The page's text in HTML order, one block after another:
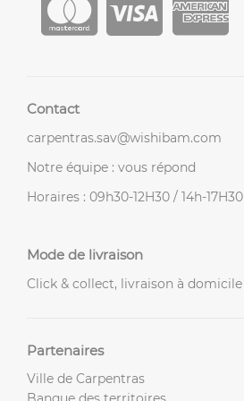
Contact
carpentras.sav@wishibam.com
Notre équipe : vous répond
Horaires : 09h30-12H30 / 14h-17H30
Mode de livraison
Click & collect, livraison à domicile
Partenaires
Ville de Carpentras